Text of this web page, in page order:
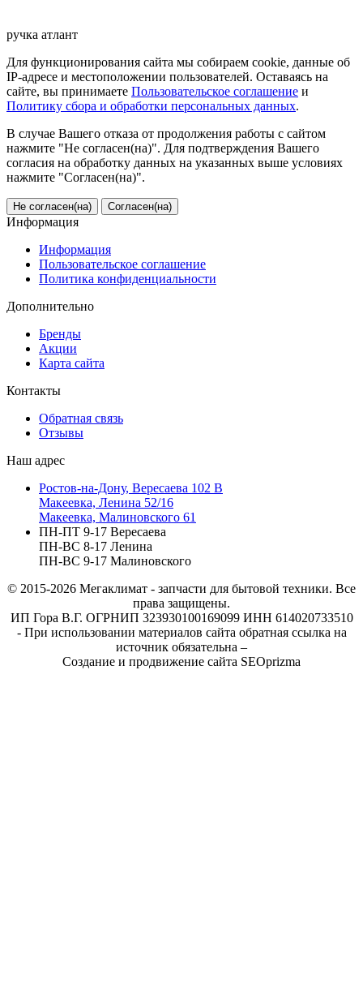
ручка атлант
Для функционирования сайта мы собираем cookie, данные об
IP-адресе и местоположении пользователей. Оставаясь на
сайте, вы принимаете Пользовательское соглашение и
Политику сбора и обработки персональных данных.
В случае Вашего отказа от продолжения работы с сайтом
нажмите "Не согласен(на)". Для подтверждения Вашего
согласия на обработку данных на указанных выше условиях
нажмите "Согласен(на)".
Не согласен(на) Согласен(на)
Информация
Информация
Пользовательское соглашение
Политика конфиденциальности
Дополнительно
Бренды
Акции
Карта сайта
Контакты
Обратная связь
Отзывы
Наш адрес
Ростов-на-Дону, Вересаева 102 В
Макеевка, Ленина 52/16
Макеевка, Малиновского 61
ПН-ПТ 9-17 Вересаева
ПН-ВС 8-17 Ленина
ПН-ВС 9-17 Малиновского
© 2015-2026 Мегаклимат - запчасти для бытовой техники. Все
права защищены.
ИП Гора В.Г. ОГРНИП 323930100169099 ИНН 614020733510
- При использовании материалов сайта обратная ссылка на
источник обязательна –
Создание и продвижение сайта SEOprizma